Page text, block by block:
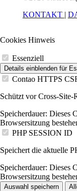
KONTAKT |
Cookies Hinweis
Essenziell
Details einblenden für
Contao HTTPS
Schützt vor Cross-
Speicherdauer: Dieses
Browsersitzung
PHP SESSION ID
Speichert die aktuelle
Speicherdauer: Dieses
Browsersitzung
Auswahl speichern